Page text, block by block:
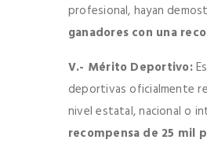
profesional, hayan
ganadores con una
V.- Mérito Deportivo:
deportivas oficialmente
nivel estatal, nacional o
recompensa de 25 mil